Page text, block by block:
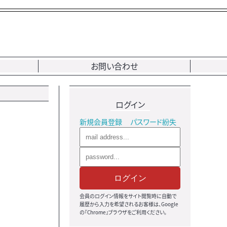
お問い合わせ
ログイン
新規会員登録 パスワード紛失
ログイン
会員のログイン情報をサイト閲覧時に自動で
履歴から入力を希望されるお客様は、Google
の『Chrome』ブラウザをご利用ください。